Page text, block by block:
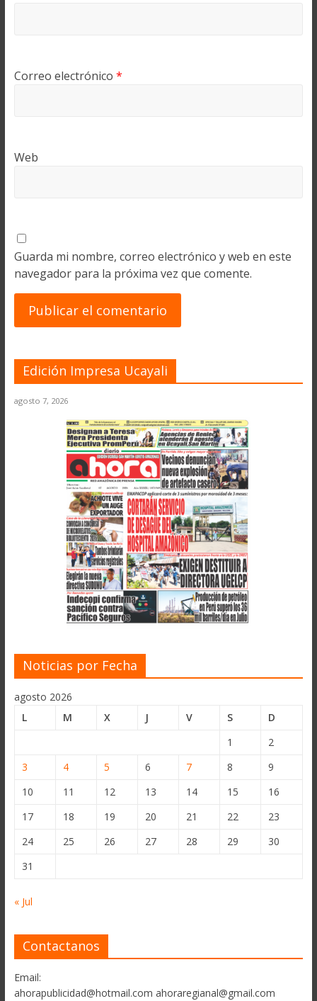
Correo electrónico *
Web
Guarda mi nombre, correo electrónico y web en este
navegador para la próxima vez que comente.
Edición Impresa Ucayali
agosto 7, 2026
Noticias por Fecha
agosto 2026
L
M X J V S
D
1
2
3
4 5 6 7 8
9
10
11 12 13 14 15
16
17
18 19 20 21 22
23
24
25 26 27 28 29
30
31
« Jul
Contactanos
Email:
ahorapublicidad@hotmail.com ahoraregianal@gmail.com